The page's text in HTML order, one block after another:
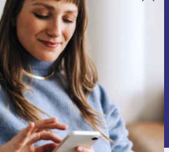
kertaa uutiskirjeen
ja säästä 15 €!
enää yhtäkään tarjousta.
etukuponki
käytöstä löydättietosuojaselosteestamme.